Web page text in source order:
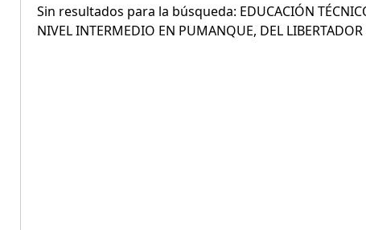
Sin resultados para la búsqueda: EDUCACIÓN
NIVEL INTERMEDIO EN PUMANQUE, DEL